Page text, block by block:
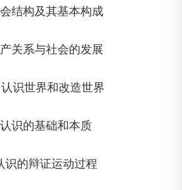
结构及其基本构成
关系与社会的发展
识世界和改造世界
识的基础和本质
识的辩证运动过程